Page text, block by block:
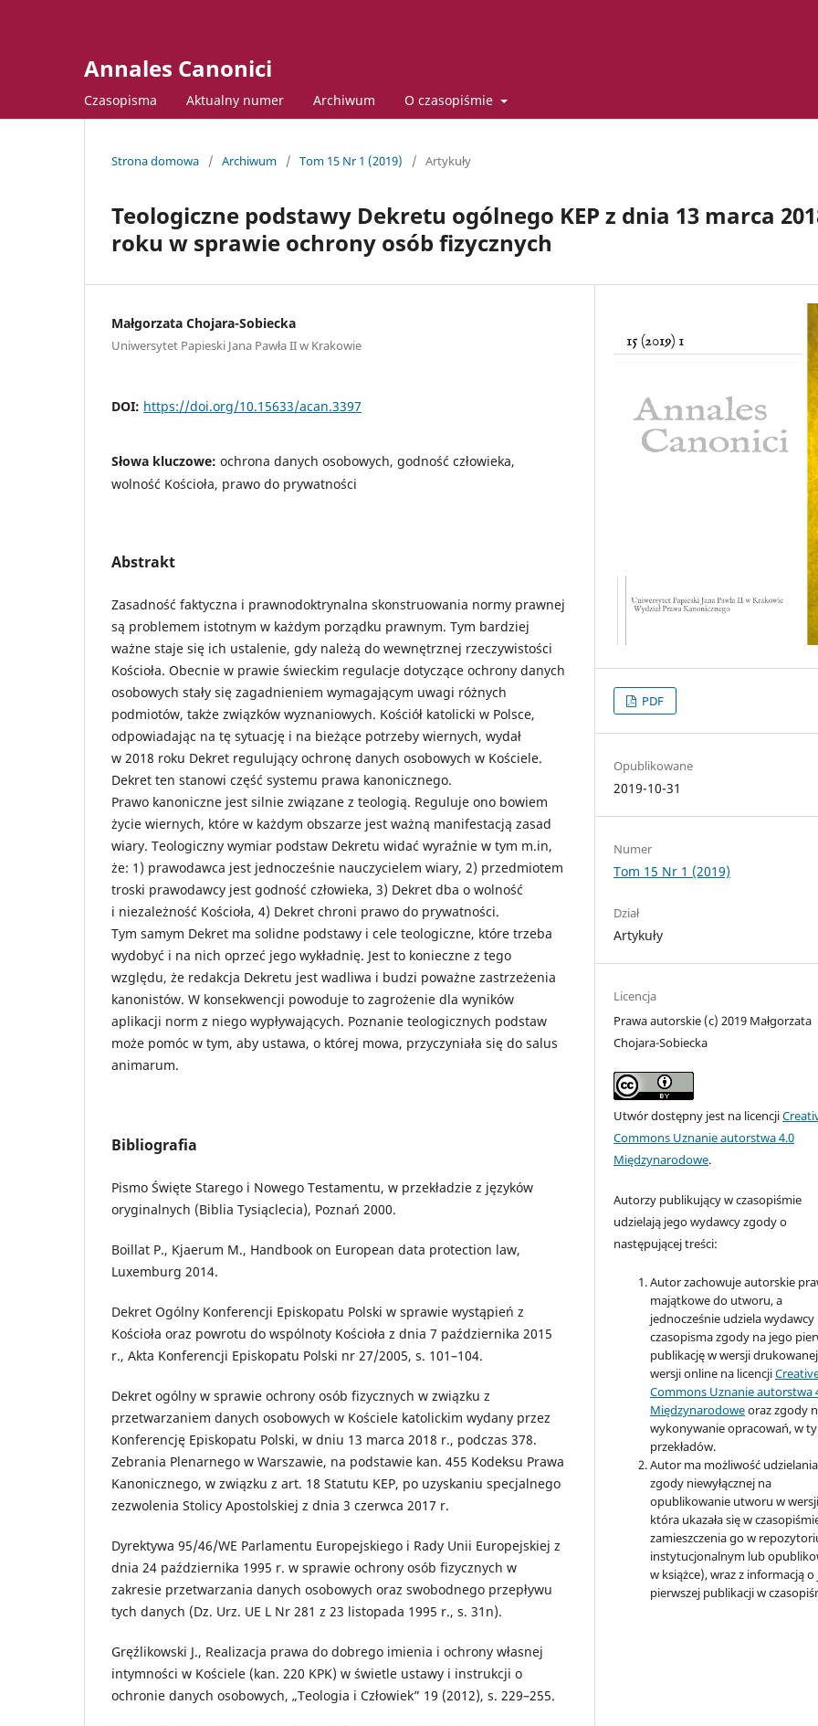
Annales Canonici
Czasopisma Aktualny numer Archiwum O czasopiśmie
Strona domowa / Archiwum / Tom 15 Nr 1 (2019) / Artykuły
Teologiczne podstawy Dekretu ogólnego KEP z dnia 13 marca
roku w sprawie ochrony osób fizycznych
Małgorzata Chojara-Sobiecka
Uniwersytet Papieski Jana Pawła II w Krakowie
DOI: https://doi.org/10.15633/acan.3397
Słowa kluczowe: ochrona danych osobowych, godność człowieka,
wolność Kościoła, prawo do prywatności
Abstrakt
Zasadność faktyczna i prawnodoktrynalna skonstruowania normy prawnej
są problemem istotnym w każdym porządku prawnym. Tym bardziej
ważne staje się ich ustalenie, gdy należą do wewnętrznej rzeczywistości
Kościoła. Obecnie w prawie świeckim regulacje dotyczące ochrony danych
osobowych stały się zagadnieniem wymagającym uwagi różnych
podmiotów, także związków wyznaniowych. Kościół katolicki w Polsce,
odpowiadając na tę sytuację i na bieżące potrzeby wiernych, wydał
w 2018 roku Dekret regulujący ochronę danych osobowych w Kościele.
Dekret ten stanowi część systemu prawa kanonicznego.
Prawo kanoniczne jest silnie związane z teologią. Reguluje ono bowiem
życie wiernych, które w każdym obszarze jest ważną manifestacją zasad
wiary. Teologiczny wymiar podstaw Dekretu widać wyraźnie w tym m.in,
że: 1) prawodawca jest jednocześnie nauczycielem wiary, 2) przedmiotem
troski prawodawcy jest godność człowieka, 3) Dekret dba o wolność
i niezależność Kościoła, 4) Dekret chroni prawo do prywatności.
Tym samym Dekret ma solidne podstawy i cele teologiczne, które trzeba
wydobyć i na nich oprzeć jego wykładnię. Jest to konieczne z tego
względu, że redakcja Dekretu jest wadliwa i budzi poważne zastrzeżenia
kanonistów. W konsekwencji powoduje to zagrożenie dla wyników
aplikacji norm z niego wypływających. Poznanie teologicznych podstaw
może pomóc w tym, aby ustawa, o której mowa, przyczyniała się do salus
animarum.
Bibliografia
Pismo Święte Starego i Nowego Testamentu, w przekładzie z języków
oryginalnych (Biblia Tysiąclecia), Poznań 2000.
Boillat P., Kjaerum M., Handbook on European data protection law,
Luxemburg 2014.
Dekret Ogólny Konferencji Episkopatu Polski w sprawie wystąpień z
Kościoła oraz powrotu do wspólnoty Kościoła z dnia 7 października 2015
r., Akta Konferencji Episkopatu Polski nr 27/2005, s. 101–104.
Dekret ogólny w sprawie ochrony osób fizycznych w związku z
przetwarzaniem danych osobowych w Kościele katolickim wydany przez
Konferencję Episkopatu Polski, w dniu 13 marca 2018 r., podczas 378.
Zebrania Plenarnego w Warszawie, na podstawie kan. 455 Kodeksu Prawa
Kanonicznego, w związku z art. 18 Statutu KEP, po uzyskaniu specjalnego
zezwolenia Stolicy Apostolskiej z dnia 3 czerwca 2017 r.
Dyrektywa 95/46/WE Parlamentu Europejskiego i Rady Unii Europejskiej z
dnia 24 października 1995 r. w sprawie ochrony osób fizycznych w
zakresie przetwarzania danych osobowych oraz swobodnego przepływu
tych danych (Dz. Urz. UE L Nr 281 z 23 listopada 1995 r., s. 31n).
Gręźlikowski J., Realizacja prawa do dobrego imienia i ochrony własnej
intymności w Kościele (kan. 220 KPK) w świetle ustawy i instrukcji o
ochronie danych osobowych, „Teologia i Człowiek” 19 (2012), s. 229–255.
PDF
Opublikowane
2019-10-31
Numer
Tom 15 Nr 1 (2019)
Dział
Artykuły
Licencja
Prawa autorskie (c) 2019 Małgorzata
Chojara-Sobiecka
Utwór dostępny jest na licencji
Commons Uznanie autorstwa 4.0
Międzynarodowe.
Autorzy publikujący w czasopiśmie
udzielają jego wydawcy zgody o
następującej treści:
Autor zachowuje autorskie
majątkowe do utworu, a
jednocześnie udziela wydawcy
czasopisma zgody na jego
publikację w wersji
wersji online na licencji
Commons Uznanie autorstwa
Międzynarodoweoraz zgody
wykonywanie opracowań, w
przekładów.
Autor ma możliwość udzielania
zgody niewyłącznej na
opublikowanie utworu w
która ukazała się w
zamieszczenia go w
instytucjonalnym lub
w książce), wraz z informacją
pierwszej publikacji w